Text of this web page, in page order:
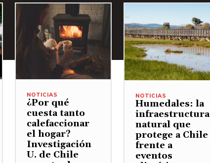
a
j
o
p
a
a
u
m
NOTICIAS
¿Por qué
cuesta tanto
calefaccionar
el hogar?
Investigación
U. de Chile
NOTICIAS
Humedales: la
infraestructura
natural que
protege a Chile
frente a
eventos